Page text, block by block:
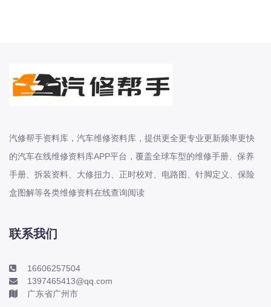
北汽绅宝
奔腾
奔驰
宝沃
宝马
宝骏
宾利
本田-东风本田
本田-广州本田
本田-海外本田
汽修帮手资料库，汽车维修资料库，提供更全更专业更新频率更快
的汽车在线维修资料库APP平台，覆盖全球车型的维修手册、保养
手册、拆装资料、大修扭力、正时校对、电路图、针脚定义、保险
盒图解等各类维修资料在线查询阅读
联系我们
16606257504
1397465413@qq.com
广东省广州市